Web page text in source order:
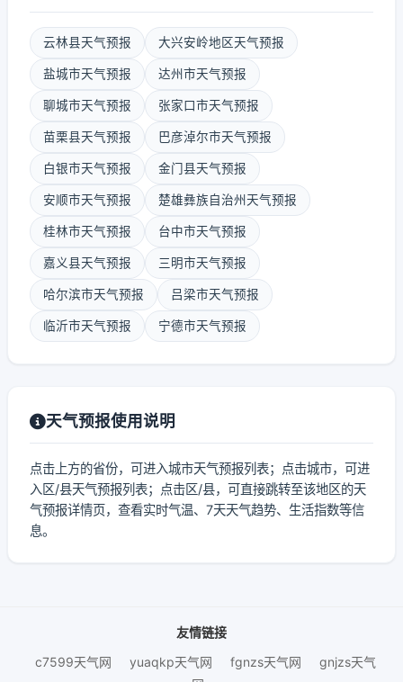
云林县天气预报 大兴安岭地区天气预报
盐城市天气预报 达州市天气预报
聊城市天气预报 张家口市天气预报
苗栗县天气预报 巴彦淖尔市天气预报
白银市天气预报 金门县天气预报
安顺市天气预报 楚雄彝族自治州天气预报
桂林市天气预报 台中市天气预报
嘉义县天气预报 三明市天气预报
哈尔滨市天气预报 吕梁市天气预报
临沂市天气预报 宁德市天气预报
天气预报使用说明
点击上方的省份，可进入城市天气预报列表；点击城市，可进
入区/县天气预报列表；点击区/县，可直接跳转至该地区的天
气预报详情页，查看实时气温、7天天气趋势、生活指数等信
息。
友情链接
c7599天气网
yuaqkp天气网 fgnzs天气网
gnjzs天气